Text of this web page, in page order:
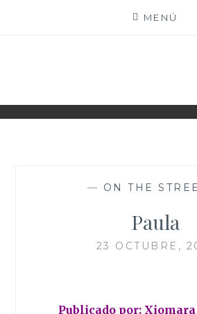
MENÚ
— ON THE
Paula
23 OCTUBRE,
Publicado por: Xiomara